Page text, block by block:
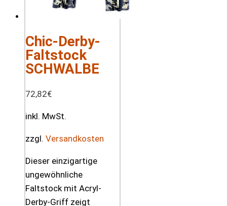
Chic-Derby-
Faltstock
SCHWALBE
72,82€
inkl. MwSt.
zzgl. Versandkosten
Dieser einzigartige
ungewöhnliche
Faltstock mit Acryl-
Derby-Griff zeigt